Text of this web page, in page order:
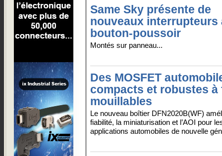
Same Sky présente de
nouveaux interrupteurs
bouton-poussoir
Montés sur panneau...
Des MOSFET
compacts et robustes à
mouillables
Le nouveau boîtier DFN2020B(WF)
fiabilité, la miniaturisation et l’AOI pour
applications automobiles de nouvelle